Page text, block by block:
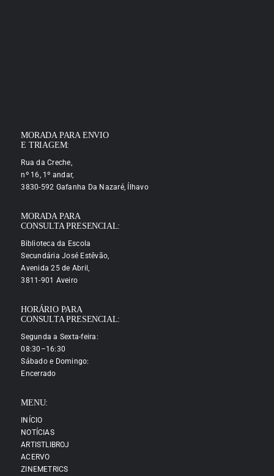
MORADA PARA ENVIO
E TRIAGEM:
Rua da Creche,
nº 16, 1º andar,
3830-592 Gafanha Da Nazaré, Ílhavo
MORADA PARA
CONSULTA PRESENCIAL:
Biblioteca da Escola
Secundária José Estêvão,
Avenida 25 de Abril,
3811-901 Aveiro
HORÁRIO PARA
CONSULTA PRESENCIAL:
Segunda a Sexta-feira:
08:30–16:30
Sábado e Domingo:
Encerrado
MENU:
INÍCIO
NOTÍCIAS
ARTISTLIBROJ
ACERVO
ZINEMETRICS